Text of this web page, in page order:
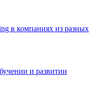
в компаниях из разных
и развитии